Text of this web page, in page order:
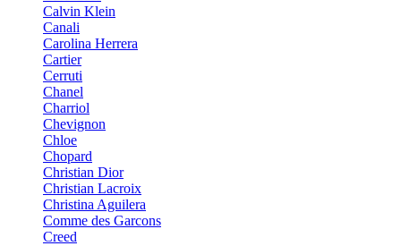
Calvin Klein
Canali
Carolina Herrera
Cartier
Cerruti
Chanel
Charriol
Chevignon
Chloe
Chopard
Christian Dior
Christian Lacroix
Christina Aguilera
Comme des Garcons
Creed